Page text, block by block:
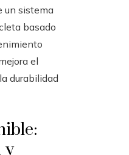
un sistema
basado
el
durabilidad
y